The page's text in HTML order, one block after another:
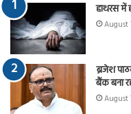
हाथरस में
August
ब्रजेश
बैंक बना
August